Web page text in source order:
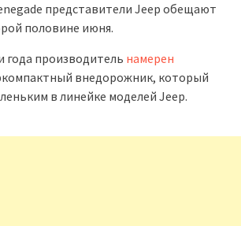
представители Jeep обещают
половине июня.
производитель намерен
внедорожник, который
в линейке моделей Jeep.